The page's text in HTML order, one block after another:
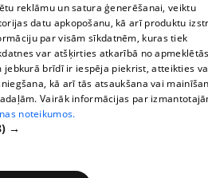
reklāmu un satura ģenerēšanai, veiktu
datu apkopošanu, kā arī produktu
par visām sīkdatnēm, kuras tiek
var atšķirties atkarībā no
brīdī ir iespēja piekrist, atteikties
kā arī tās atsaukšana vai
Vairāk informācijas par
noteikumos.
→